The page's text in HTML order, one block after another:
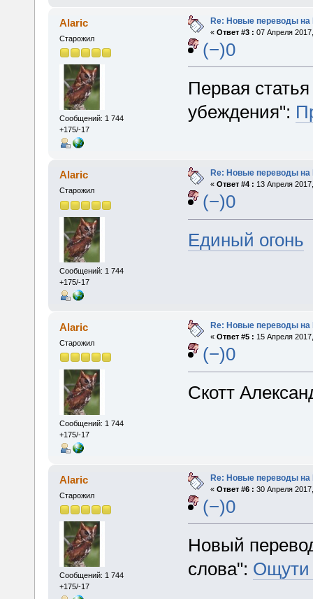
Alaric
Старожил
Сообщений: 1 744
+175/-17
Re: Новые переводы на
« Ответ #3 : 07 Апреля
(−)0
Первая
убеждения":
Alaric
Старожил
Сообщений: 1 744
+175/-17
Re: Новые переводы на
« Ответ #4 : 13 Апреля
(−)0
Единый огонь
Alaric
Старожил
Сообщений: 1 744
+175/-17
Re: Новые переводы на
« Ответ #5 : 15 Апреля
(−)0
Скотт
Alaric
Старожил
Сообщений: 1 744
+175/-17
Re: Новые переводы на
« Ответ #6 : 30 Апреля
(−)0
Новый
слова":